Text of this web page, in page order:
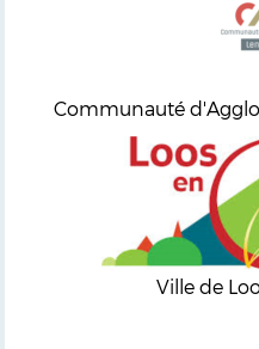
Communauté
Ville de